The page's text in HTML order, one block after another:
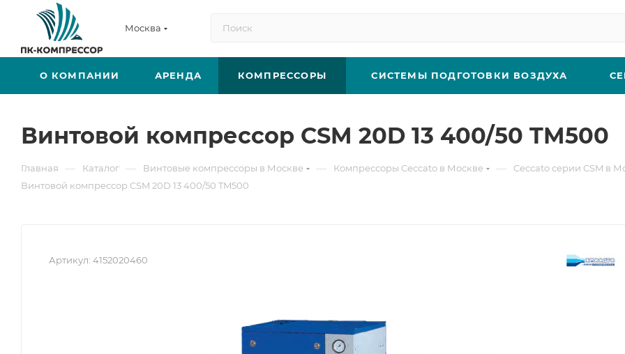
Москва
О КОМПАНИИ АРЕНДА КОМПРЕССОРЫ СИСТЕМЫ ПОДГОТОВКИ ВОЗДУХА
Винтовой компрессор CSM 20D 13 400/50 TM500
Главная — Каталог — Винтовые компрессоры в Москве — Компрессоры Ceccato в Москве — Ceccato серии CSM в
Винтовой компрессор CSM 20D 13 400/50 TM500
Артикул: 4152020460